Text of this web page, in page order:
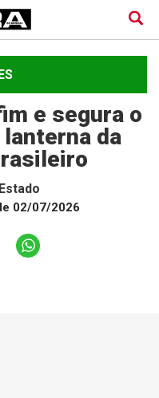
e segura o
da
02/07/2026